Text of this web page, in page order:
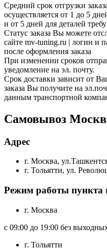
Средний срок отгрузки
осуществляется от 1 до 5
и от 5 дней для деталей
Статус заказа Вы можете
сайте mv-tuning.ru | логин и
после оформления заказа
При изменении сроков
уведомление на эл. почту.
Срок доставки зависит от
заказа Вы получите на
данным транспортной
Самовывоз
Адрес
г. Москва,
г. Тольятти, ул.
Режим работы пункта
г. Москва
с 09:00 до 19:00 без
г. Тольятти